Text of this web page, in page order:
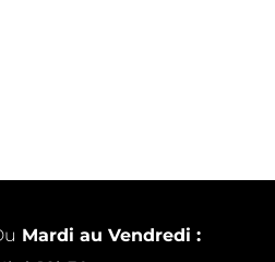
Mardi au Vendredi :